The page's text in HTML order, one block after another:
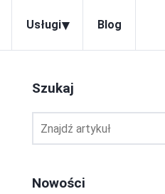
Usługi▾ Blog
Szukaj
Nowości